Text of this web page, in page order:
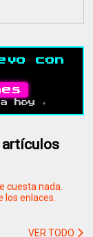
con
hoy ⚡
artículos
cuesta nada.
los enlaces.
VER TODO